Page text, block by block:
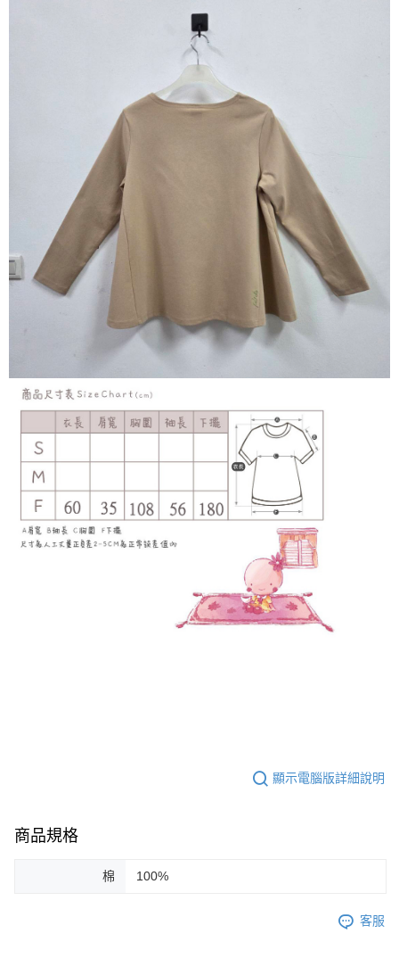
「AFTEE先享後付」，若未經同意申辦者引起之損失，本公司不負相關責
４．使用「AFTEE先享後付」時，將依據個別帳號之用戶狀況，依本公司即
時審查核予不同之上限額度；若仍有額度不足之情形，本公司將視審查結果
５．嚴禁一人註冊多個帳號或使用他人資訊註冊。若發現惡意使用之情形，
恩沛科技股份有限公司將有權停止該用戶之使用額度並採取法律行動。
顯示電腦版詳細說明
商品規格
棉 100%
客服